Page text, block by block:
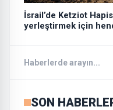
İsrail’de Ketziot
yerleştirmek için
SON